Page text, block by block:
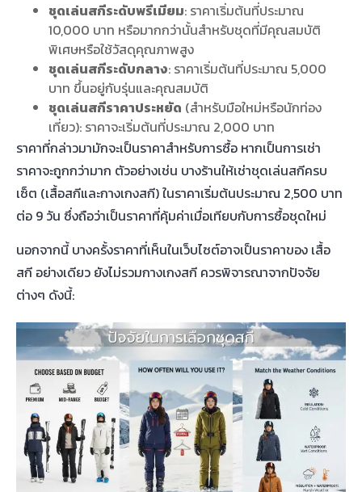
ชุดเล่นสกีระดับพรีเมียม: ราคาเริ่มต้นที่ประมาณ
10,000 บาท หรือมากกว่านั้นสำหรับชุดที่มีคุณสมบัติ
พิเศษหรือใช้วัสดุคุณภาพสูง
ชุดเล่นสกีระดับกลาง: ราคาเริ่มต้นที่ประมาณ 5,000
บาท ขึ้นอยู่กับรุ่นและคุณสมบัติ
ชุดเล่นสกีราคาประหยัด (สำหรับมือใหม่หรือนักท่อง
เที่ยว): ราคาจะเริ่มต้นที่ประมาณ 2,000 บาท
ราคาที่กล่าวมามักจะเป็นราคาสำหรับการซื้อ หากเป็นการเช่า
ราคาจะถูกกว่ามาก ตัวอย่างเช่น บางร้านให้เช่าชุดเล่นสกีครบ
เซ็ต (เสื้อสกีและกางเกงสกี) ในราคาเริ่มต้นประมาณ 2,500 บาท
ต่อ 9 วัน ซึ่งถือว่าเป็นราคาที่คุ้มค่าเมื่อเทียบกับการซื้อชุดใหม่
นอกจากนี้ บางครั้งราคาที่เห็นในเว็บไซต์อาจเป็นราคาของ เสื้อ
สกี อย่างเดียว ยังไม่รวมกางเกงสกี ควรพิจารณาจากปัจจัย
ต่างๆ ดังนี้: